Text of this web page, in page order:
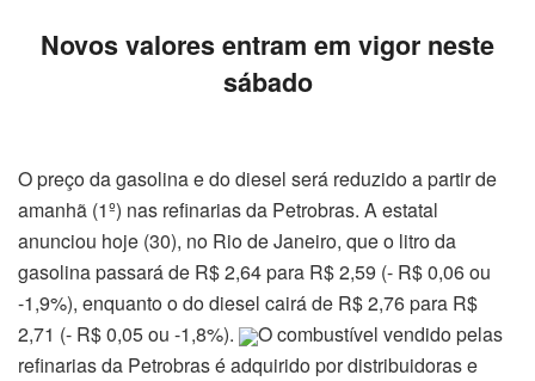
Novos valores entram em vigor neste
sábado
O preço da gasolina e do diesel será reduzido a partir de
amanhã (1º) nas refinarias da Petrobras. A estatal
anunciou hoje (30), no Rio de Janeiro, que o litro da
gasolina passará de R$ 2,64 para R$ 2,59 (- R$ 0,06 ou
-1,9%), enquanto o do diesel cairá de R$ 2,76 para R$
2,71 (- R$ 0,05 ou -1,8%).
O combustível vendido pelas
refinarias da Petrobras é adquirido por distribuidoras e